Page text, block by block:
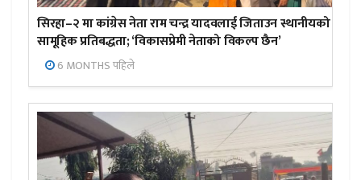
सिरहा–२ मा कांग्रेस नेता राम चन्द्र यादवलाई जिताउन स्थानीयको
सामूहिक प्रतिबद्धता; ‘विकासप्रेमी नेताको विकल्प छैन’
6 MONTHS पहिले